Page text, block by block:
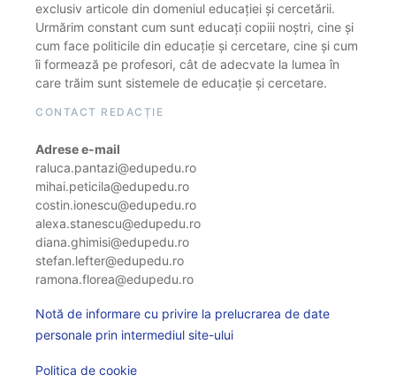
exclusiv articole din domeniul educației și cercetării.
Urmărim constant cum sunt educați copiii noștri, cine și
cum face politicile din educație și cercetare, cine și cum
îi formează pe profesori, cât de adecvate la lumea în
care trăim sunt sistemele de educație și cercetare.
CONTACT REDACȚIE
Adrese e-mail
raluca.pantazi@edupedu.ro
mihai.peticila@edupedu.ro
costin.ionescu@edupedu.ro
alexa.stanescu@edupedu.ro
diana.ghimisi@edupedu.ro
stefan.lefter@edupedu.ro
ramona.florea@edupedu.ro
Notă de informare cu privire la prelucrarea de date
personale prin intermediul site-ului
Politica de cookie